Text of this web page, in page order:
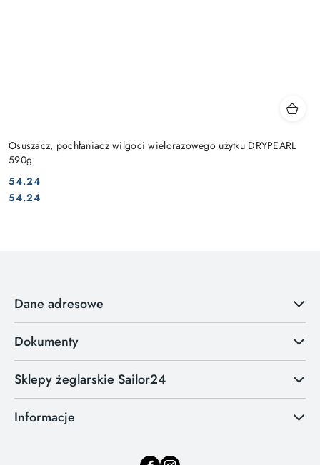
Osuszacz, pochłaniacz wilgoci wielorazowego użytku DRYPEARL
590g
Cena:
54.24
Cena:
54.24
Dane adresowe
Dokumenty
Sklepy żeglarskie Sailor24
Informacje